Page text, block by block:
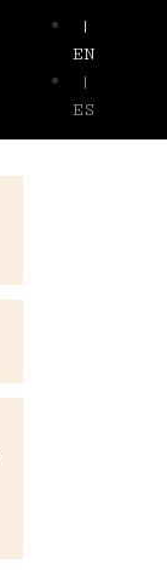
|
EN
|
ES